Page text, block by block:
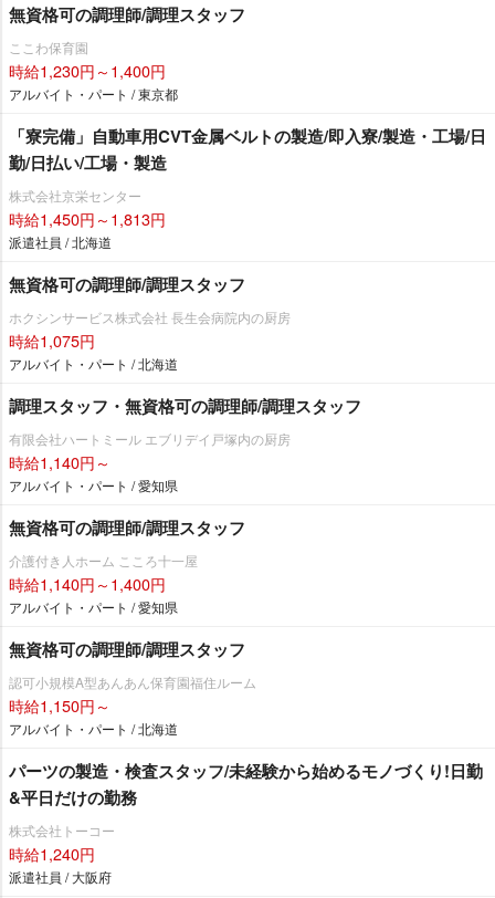
無資格可の調理師/調理スタッフ
ここわ保育園
時給1,230円～1,400円
アルバイト・パート / 東京都
「寮完備」自動車用CVT金属ベルトの製造/即入寮/製造・工場/日
勤/日払い/工場・製造
株式会社京栄センター
時給1,450円～1,813円
派遣社員 / 北海道
無資格可の調理師/調理スタッフ
ホクシンサービス株式会社 長生会病院内の厨房
時給1,075円
アルバイト・パート / 北海道
調理スタッフ・無資格可の調理師/調理スタッフ
有限会社ハートミール エブリデイ戸塚内の厨房
時給1,140円～
アルバイト・パート / 愛知県
無資格可の調理師/調理スタッフ
介護付き人ホーム こころ十一屋
時給1,140円～1,400円
アルバイト・パート / 愛知県
無資格可の調理師/調理スタッフ
認可小規模A型あんあん保育園福住ルーム
時給1,150円～
アルバイト・パート / 北海道
パーツの製造・検査スタッフ/未経験から始めるモノづくり!日勤
&平日だけの勤務
株式会社トーコー
時給1,240円
派遣社員 / 大阪府